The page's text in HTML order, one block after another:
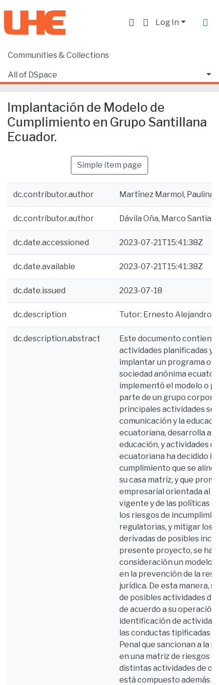
Log In
Communities & Collections
All of DSpace
Home
Facultad de Derecho
Implantación de Modelo de Cumplimiento en Grupo Santillana Ecuador.
Implantación de Modelo de
Cumplimiento en Grupo Santillana
Ecuador.
Simple item page
dc.contributor.author Martínez Marmol, Paulina
dc.contributor.author Dávila Oña, Marco
dc.date.accessioned 2023-07-21T15:41:38Z
dc.date.available 2023-07-21T15:41:38Z
dc.date.issued 2023-07-18
dc.description Tutor: Ernesto Alejandro
dc.description.abstract
Este documento contiene
actividades planificadas y
implantar un programa o
sociedad anónima
implementó el modelo o
parte de un grupo
principales actividades se
comunicación y la
ecuatoriana, desarrolla
educación, y actividades
ecuatoriana ha decidido
cumplimiento que se
su casa matriz, y que
empresarial orientada al
vigente y de las políticas
los riesgos de
regulatorias, y mitigar los
derivadas de posibles
presente proyecto, se ha
consideración un modelo
en la prevención de la
jurídica. De esta manera,
de posibles actividades
de acuerdo a su
identificación de
las conductas tipificadas
Penal que sancionan a la
en una matriz de riesgos
distintas actividades de
está compuesto además